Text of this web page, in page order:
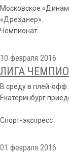
Московское
«Дрезднер».
Чемпионат
10 февраля 2016
ЛИГА
В среду в плей-офф
Екатеринбург
Спорт-экспресс
01 февраля 2016